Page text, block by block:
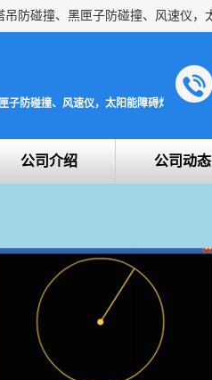
防碰撞、风速仪，太阳能障碍灯安全提示
公司介绍 公司动态